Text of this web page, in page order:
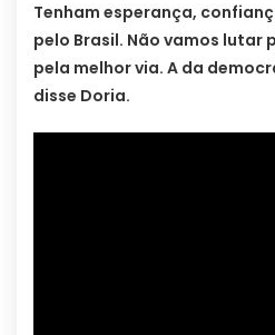
Tenham esperança,
pelo Brasil. Não vamos lutar
pela melhor via. A da
disse Doria.